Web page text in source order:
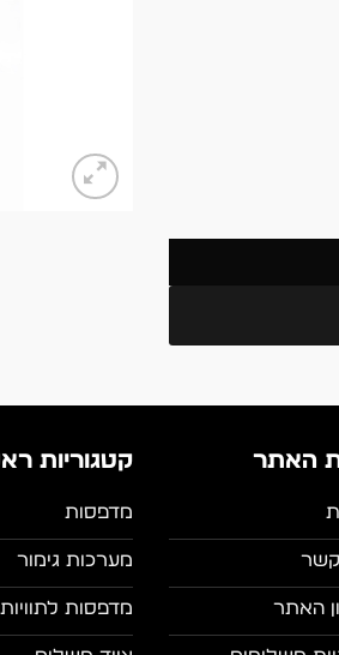
האתר
קשר
האתר
קטגוריות
מדפסות
מערכות גימור
מדפסות לתוויות